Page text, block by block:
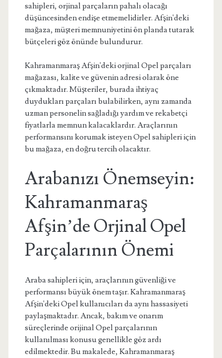
sahipleri, orjinal parçaların pahalı olacağı
düşüncesinden endişe etmemelidirler. Afşin'deki
mağaza, müşteri memnuniyetini ön planda tutarak
bütçeleri göz önünde bulundurur.
Kahramanmaraş Afşin'deki orjinal Opel parçaları
mağazası, kalite ve güvenin adresi olarak öne
çıkmaktadır. Müşteriler, burada ihtiyaç
duydukları parçaları bulabilirken, aynı zamanda
uzman personelin sağladığı yardım ve rekabetçi
fiyatlarla memnun kalacaklardır. Araçlarının
performansını korumak isteyen Opel sahipleri için
bu mağaza, en doğru tercih olacaktır.
Arabanızı Önemseyin:
Kahramanmaraş
Afşin’de Orjinal Opel
Parçalarının Önemi
Araba sahipleri için, araçlarının güvenliği ve
performansı büyük önem taşır. Kahramanmaraş
Afşin'deki Opel kullanıcıları da aynı hassasiyeti
paylaşmaktadır. Ancak, bakım ve onarım
süreçlerinde orijinal Opel parçalarının
kullanılması konusu genellikle göz ardı
edilmektedir. Bu makalede, Kahramanmaraş